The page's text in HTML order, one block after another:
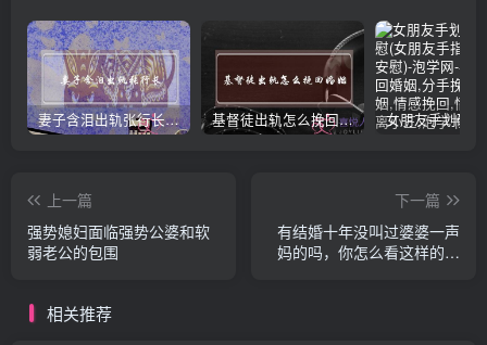
妻子含泪出轨张行长 她说全都是因为家中 基督徒出轨怎么挽回婚姻(基督徒面对出轨婚姻)
上一篇
强势媳妇面临强势公婆和软
弱老公的包围
下一篇
有结婚十年没叫过婆婆一声
妈的吗，你怎么看这样的行
相关推荐